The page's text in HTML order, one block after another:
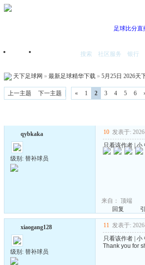
足球比分直
首页 搜索 社区服务 银行
天下足球网 » 最新足球精华下载 » 5月25日 2026天
上一主题 下一主题 « 1 2 3 4 5 6
qybkaka
级别: 替补球员
10 发表于:
只看该作者 |小
来自： 顶端
回复
xiaogang128
级别: 替补球员
11 发表于:
只看该作者 小
Thank you for